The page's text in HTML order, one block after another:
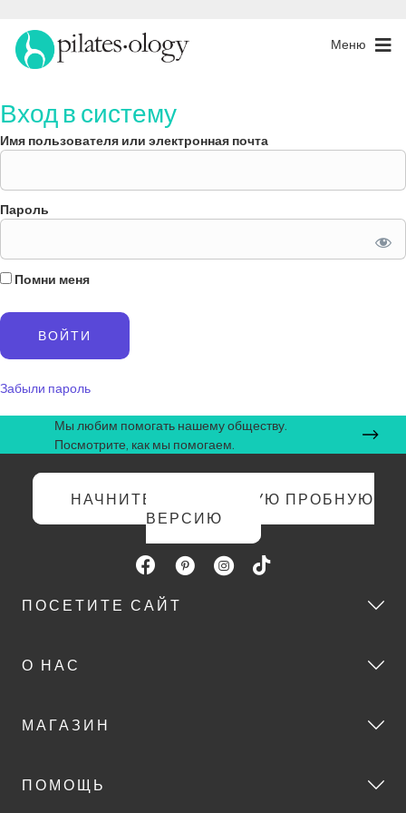
Меню
Вход в систему
Имя пользователя или электронная почта
Пароль
Помни меня
Забыли пароль
Мы любим помогать нашему обществу.
Посмотрите, как мы помогаем.
НАЧНИТЕ БЕСПЛАТНУЮ ПРОБНУЮ
ВЕРСИЮ
ПОСЕТИТЕ САЙТ
О НАС
МАГАЗИН
ПОМОЩЬ